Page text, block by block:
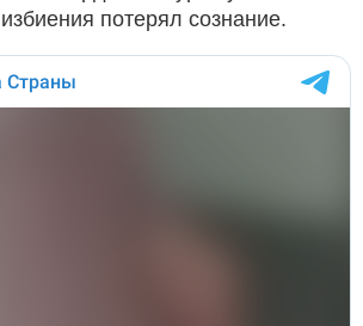
потерял сознание.